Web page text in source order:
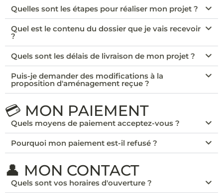
Quelles sont les étapes pour réaliser mon projet ?
Quel est le contenu du dossier que je vais recevoir
?
Quels sont les délais de livraison de mon projet ?
Puis-je demander des modifications à la
proposition d'aménagement reçue ?
💳 MON PAIEMENT
Quels moyens de paiement acceptez-vous ?
Pourquoi mon paiement est-il refusé ?
👤 MON CONTACT
Quels sont vos horaires d'ouverture ?